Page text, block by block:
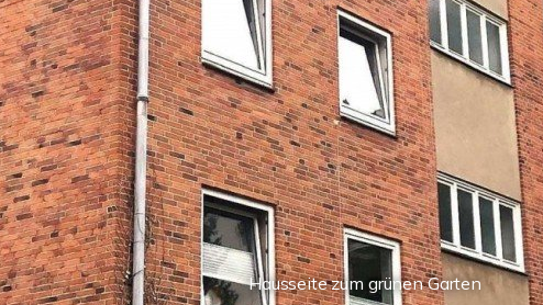
Hausseite zum grünen Garten